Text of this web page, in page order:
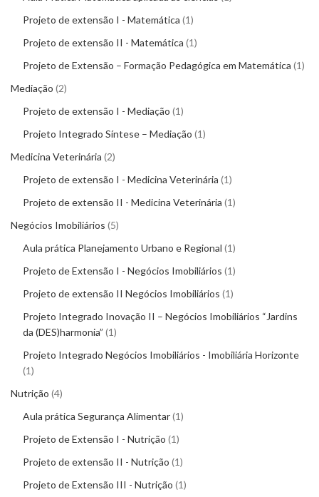
Projeto de extensão I - Matemática 1
Projeto de extensão II - Matemática 1
Projeto de Extensão – Formação Pedagógica em Matemática 1
Mediação 2
Projeto de extensão I - Mediação 1
Projeto Integrado Síntese – Mediação 1
Medicina Veterinária 2
Projeto de extensão I - Medicina Veterinária 1
Projeto de extensão II - Medicina Veterinária 1
Negócios Imobiliários 5
Aula prática Planejamento Urbano e Regional 1
Projeto de Extensão I - Negócios Imobiliários 1
Projeto de extensão II Negócios Imobiliários 1
Projeto Integrado Inovação II – Negócios Imobiliários “Jardins
da (DES)harmonia” 1
Projeto Integrado Negócios Imobiliários - Imobiliária Horizonte
1
Nutrição 4
Aula prática Segurança Alimentar 1
Projeto de Extensão I - Nutrição 1
Projeto de extensão II - Nutrição 1
Projeto de Extensão III - Nutrição 1